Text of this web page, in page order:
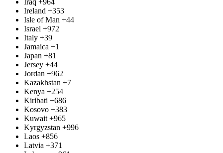
Iraq +964
Ireland +353
Isle of Man +44
Israel +972
Italy +39
Jamaica +1
Japan +81
Jersey +44
Jordan +962
Kazakhstan +7
Kenya +254
Kiribati +686
Kosovo +383
Kuwait +965
Kyrgyzstan +996
Laos +856
Latvia +371